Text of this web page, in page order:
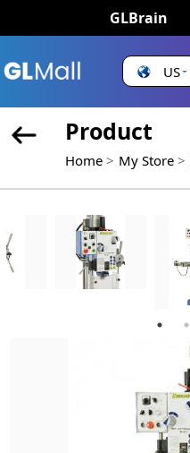
GLBrain
US
Product
Home My Store